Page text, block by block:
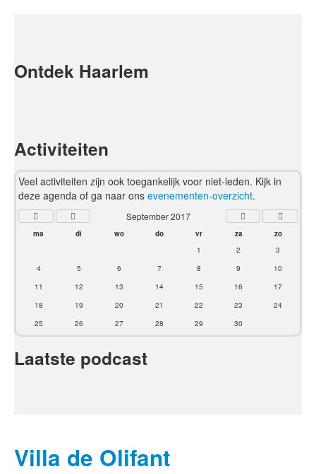
Ontdek Haarlem
Activiteiten
Veel activiteiten zijn ook toegankelijk voor niet-leden. Kijk in
deze agenda of ga naar ons evenementen-overzicht.
September 2017
ma di wo do vr za
zo
1
2
3
4
5 6 7 8 9
10
11
12 13 14 15 16
17
18
19 20 21 22 23
24
25
26 27 28 29 30
Laatste podcast
Villa de Olifant